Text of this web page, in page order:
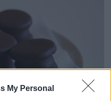
My Personal